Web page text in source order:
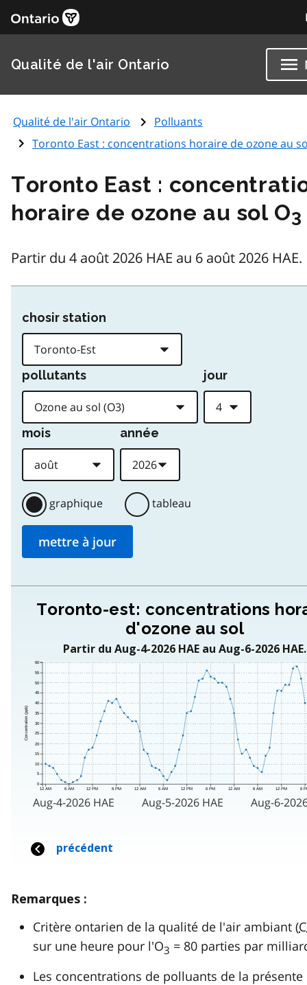
Qualité de l'air Ontario
Qualité de l'air Ontario
Polluants
Toronto East : concentrations horaire de ozone au
Toronto East :
horaire de ozone au sol O3
Partir du 4 août 2026 HAE au 6 août 2026 HAE.
Remarques :
Critère ontarien de la qualité de l'air ambiant (
sur une heure pour l'O3 = 80 parties par
Les concentrations de polluants de la présente